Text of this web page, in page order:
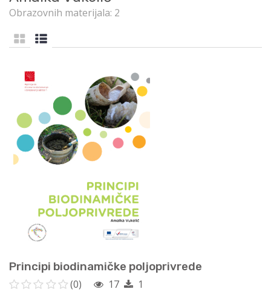
Obrazovnih materijala: 2
Principi biodinamičke poljoprivrede
(0) 17
1